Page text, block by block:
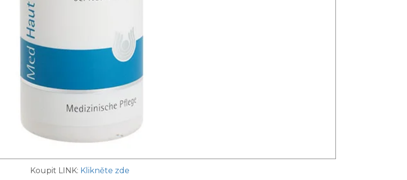
Koupit LINK: Klikněte zde